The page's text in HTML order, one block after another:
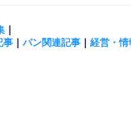
｜
事｜ パン関連記事｜ 経営・情